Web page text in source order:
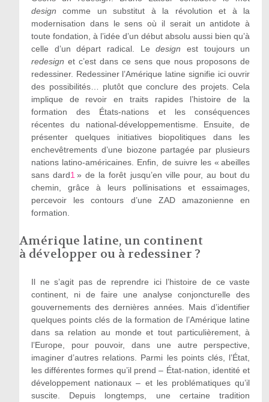
design comme un substitut à la révolution et à la
modernisation dans le sens où il serait un antidote à
toute fondation, à l’idée d’un début absolu aussi bien qu’à
celle d’un départ radical. Ledesign est toujours un
redesign et c’est dans ce sens que nous proposons de
redessiner. Redessiner l’Amérique latine signifie ici ouvrir
des possibilités… plutôt que conclure des projets. Cela
implique de revoir en traits rapides l’histoire de la
formation des États-nations et les conséquences
récentes du national-développementisme. Ensuite, de
présenter quelques initiatives biopolitiques dans les
enchevêtrements d’une biozone partagée par plusieurs
nations latino-américaines. Enfin, de suivre les « abeilles
sans dard1 » de la forêt jusqu’en ville pour, au bout du
chemin, grâce à leurs pollinisations et essaimages,
percevoir les contours d’une ZAD amazonienne en
formation.
Amérique latine, un continent
à développer ou à redessiner ?
Il ne s’agit pas de reprendre ici l’histoire de ce vaste
continent, ni de faire une analyse conjoncturelle des
gouvernements des dernières années. Mais d’identifier
quelques points clés de la formation de l’Amérique latine
dans sa relation au monde et tout particulièrement, à
l’Europe, pour pouvoir, dans une autre perspective,
imaginer d’autres relations. Parmi les points clés, l’État,
les différentes formes qu’il prend – État-nation, identité et
développement nationaux – et les problématiques qu’il
suscite. Depuis longtemps, une certaine tradition